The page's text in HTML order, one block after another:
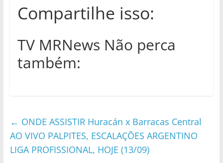
Compartilhe isso:
TV MRNews Não perca
também:
← ONDE ASSISTIR Huracán x Barracas Central
AO VIVO PALPITES, ESCALAÇÕES ARGENTINO
LIGA PROFISSIONAL, HOJE (13/09)